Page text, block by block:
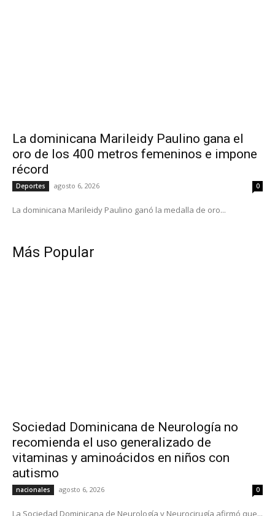
La dominicana Marileidy Paulino gana el
oro de los 400 metros femeninos e impone
récord
Deportes agosto 6, 2026 0
La dominicana Marileidy Paulino ganó la medalla de oro...
Más Popular
Sociedad Dominicana de Neurología no
recomienda el uso generalizado de
vitaminas y aminoácidos en niños con
autismo
nacionales agosto 6, 2026 0
La Sociedad Dominicana de Neurología y Neurocirugía afirmó que...